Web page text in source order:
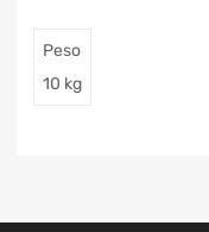
Peso
10 kg